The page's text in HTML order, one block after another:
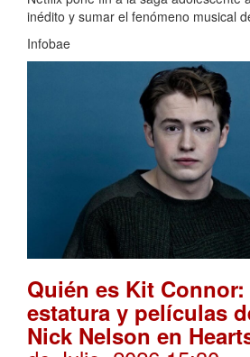
inédito y sumar el fenómeno musical
Infobae
Quién es Kit Connor:
estatura y películas
Nick Nelson en